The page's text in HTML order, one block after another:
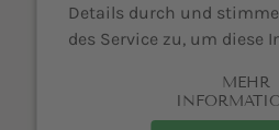
Details durch und
des Service zu, um diese
MEHR